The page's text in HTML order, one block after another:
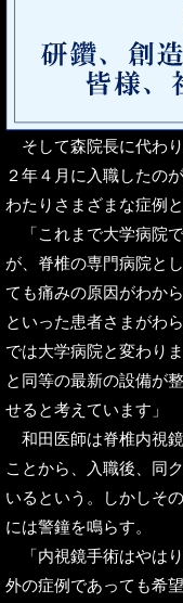
そして森院長に代わ
２年４月に入職したの
わたりさまざまな症例
「これまで大学病院
が、脊椎の専門病院と
ても痛みの原因がわか
といった患者さまがわ
では大学病院と変わり
と同等の最新の設備が
せると考えています」
和田医師は脊椎内視
ことから、入職後、同
いるという。しかしそ
には警鐘を鳴らす。
「内視鏡手術はやは
外の症例であっても希